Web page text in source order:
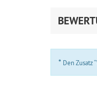
* Den Zusatz